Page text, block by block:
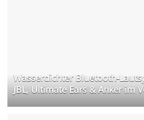
Wasserdichter Bluetooth-
JBL, Ultimate Ears & Anker im